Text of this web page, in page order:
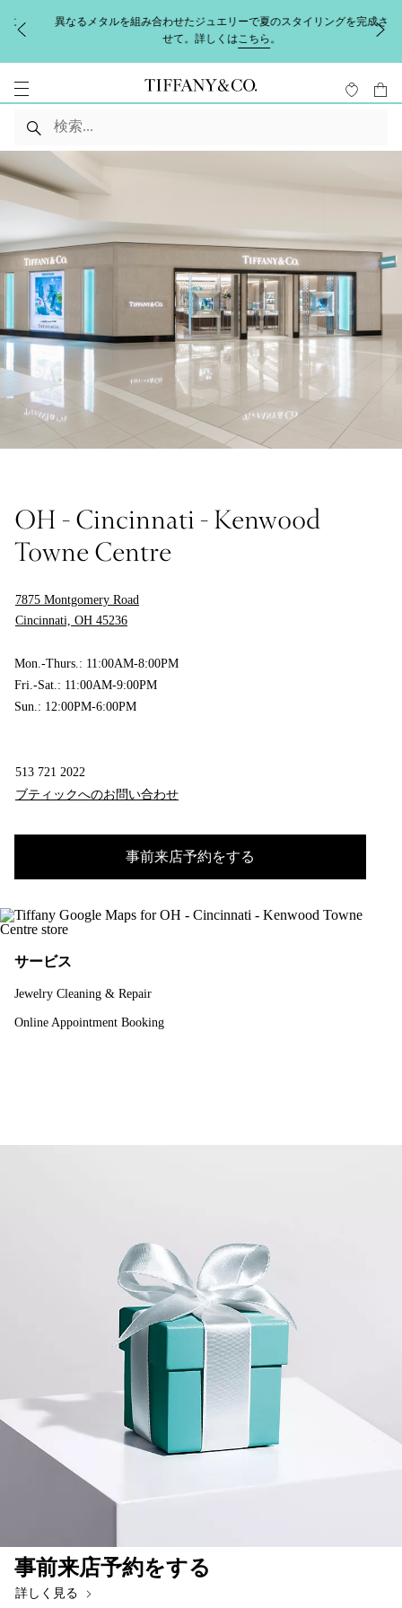
異なるメタルを組み合わせたジュエリーで夏のスタイリングを完成さ
せて。詳しくは こちら 。
OH - Cincinnati - Kenwood
Towne Centre
7875 Montgomery Road
Cincinnati, OH 45236
Mon.-Thurs.: 11:00AM-8:00PM
Fri.-Sat.: 11:00AM-9:00PM
Sun.: 12:00PM-6:00PM
513 721 2022
ブティックへのお問い合わせ
事前来店予約をする
サービス
Jewelry Cleaning & Repair
Online Appointment Booking
事前来店予約をする
詳しく見る